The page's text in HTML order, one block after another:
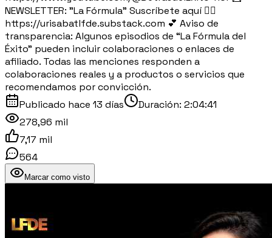
NEWSLETTER: "La Fórmula" Suscríbete aquí 👉🏽
https://urisabatlfde.substack.com 💕 Aviso de
transparencia: Algunos episodios de “La Fórmula del
Éxito” pueden incluir colaboraciones o enlaces de
afiliado. Todas las menciones responden a
colaboraciones reales y a productos o servicios que
recomendamos por convicción.
Publicado hace 13 días Duración: 2:04:41
278,96 mil
7,17 mil
564
Marcar como visto